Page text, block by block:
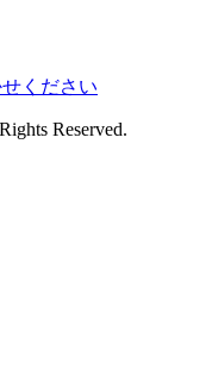
ください
Reserved.